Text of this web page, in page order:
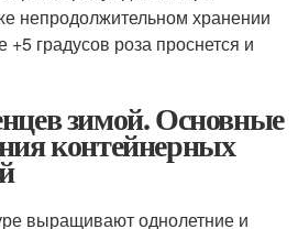
непродолжительном хранении
градусов роза проснется и
зимой. Основные
контейнерных
выращивают однолетние и